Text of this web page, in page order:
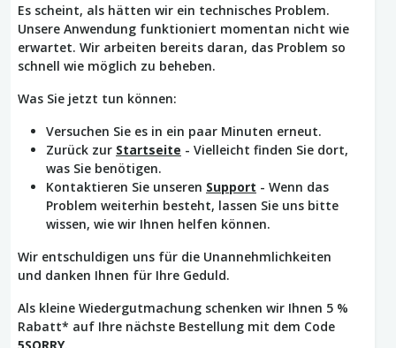
Es scheint, als hätten wir ein technisches Problem.
Unsere Anwendung funktioniert momentan nicht wie
erwartet. Wir arbeiten bereits daran, das Problem so
schnell wie möglich zu beheben.
Was Sie jetzt tun können:
Versuchen Sie es in ein paar Minuten erneut.
Zurück zur Startseite - Vielleicht finden Sie dort,
was Sie benötigen.
Kontaktieren Sie unseren Support - Wenn das
Problem weiterhin besteht, lassen Sie uns bitte
wissen, wie wir Ihnen helfen können.
Wir entschuldigen uns für die Unannehmlichkeiten
und danken Ihnen für Ihre Geduld.
Als kleine Wiedergutmachung schenken wir Ihnen 5 %
Rabatt* auf Ihre nächste Bestellung mit dem Code